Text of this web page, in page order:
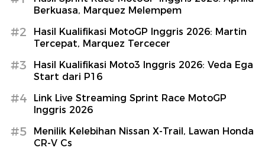
Berkuasa, Marquez Melempem
#2
Hasil Kualifikasi MotoGP Inggris 2026: Martin
Tercepat, Marquez Tercecer
#3
Hasil Kualifikasi Moto3 Inggris 2026: Veda Ega
Start dari P16
#4
Link Live Streaming Sprint Race MotoGP
Inggris 2026
#5
Menilik Kelebihan Nissan X-Trail, Lawan Honda
CR-V Cs